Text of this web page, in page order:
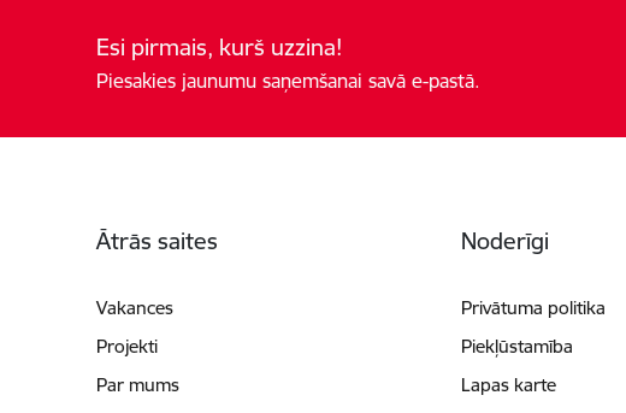
Esi pirmais, kurš uzzina!
Piesakies jaunumu saņemšanai savā e-pastā.
Ātrās saites
Vakances
Projekti
Par mums
Noderīgi
Privātuma politika
Piekļūstamība
Lapas karte